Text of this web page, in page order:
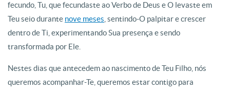
fecundo, Tu, que fecundaste ao Verbo de Deus e O levaste em
Teu seio durante nove meses , sentindo-O palpitar e crescer
dentro de Ti, experimentando Sua presença e sendo
transformada por Ele.
Nestes dias que antecedem ao nascimento de Teu Filho, nós
queremos acompanhar-Te, queremos estar contigo para